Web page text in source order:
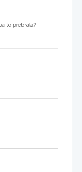
to prebrala?